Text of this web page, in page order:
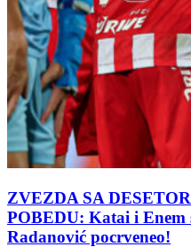
ZVEZDA SA
POBEDU: Katai i Enem
Radanović pocrveneo!